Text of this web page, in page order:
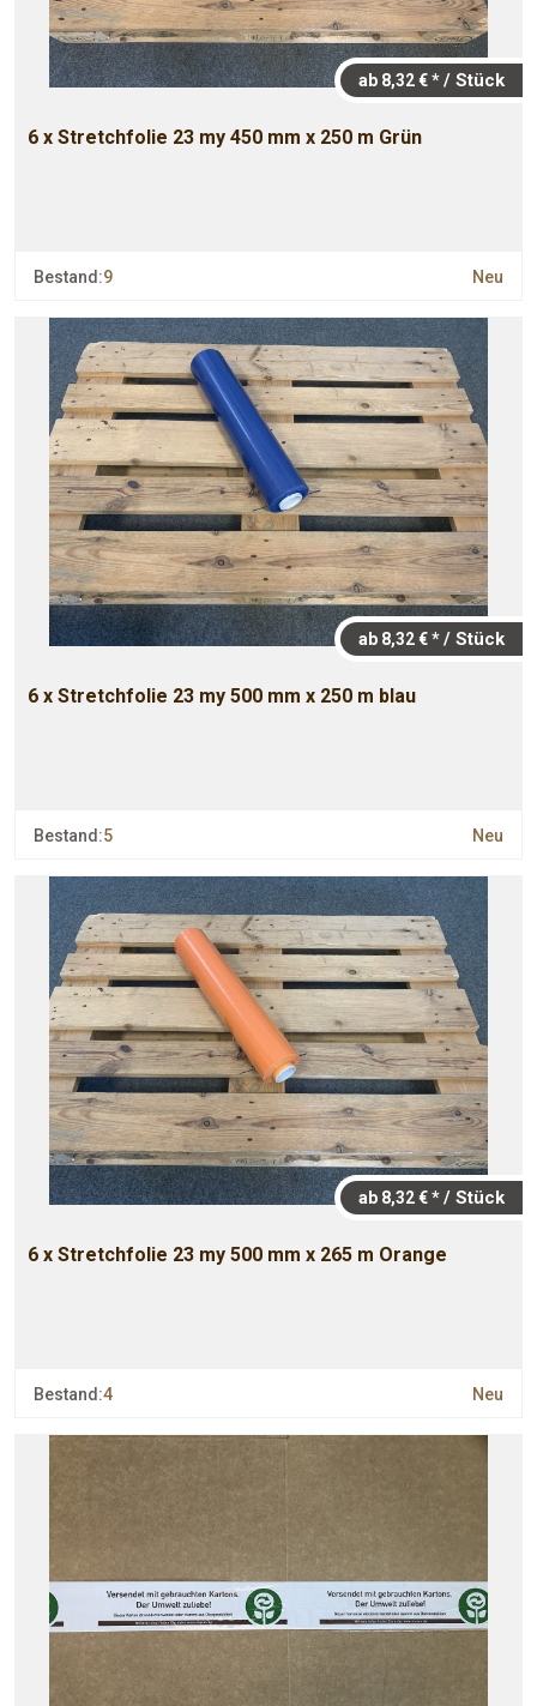
ab 8,32 € */ Stück
6 x Stretchfolie 23 my 450 mm x 250 m Grün
Bestand:9 Neu
ab 8,32 € */ Stück
6 x Stretchfolie 23 my 500 mm x 250 m blau
Bestand:5 Neu
ab 8,32 € */ Stück
6 x Stretchfolie 23 my 500 mm x 265 m Orange
Bestand:4 Neu